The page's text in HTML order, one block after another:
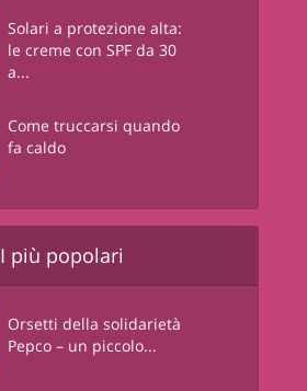
Solari a protezione alta:
le creme con SPF da 30
a...
Come truccarsi quando
fa caldo
I più popolari
Orsetti della solidarietà
Pepco – un piccolo...